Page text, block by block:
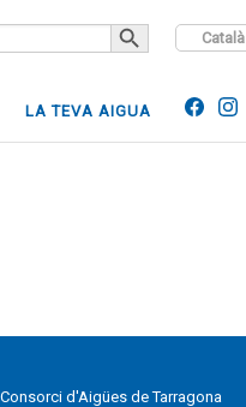
Català
SEARCH BUTTON
LA TEVA AIGUA
d'Aigües de Tarragona